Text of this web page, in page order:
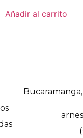
Añadir al carrito